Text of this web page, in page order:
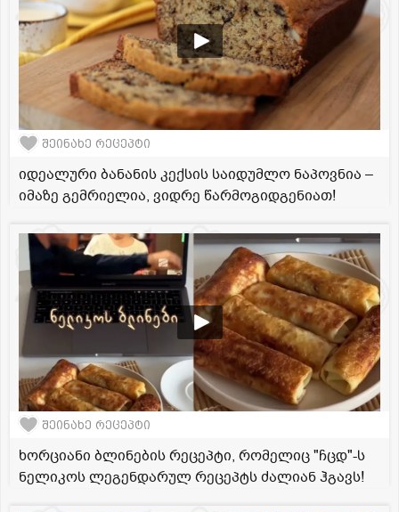
შეინახე რეცეპტი
იდეალური ბანანის კექსის საიდუმლო ნაპოვნია –
იმაზე გემრიელია, ვიდრე წარმოგიდგენიათ!
შეინახე რეცეპტი
ხორციანი ბლინების რეცეპტი, რომელიც "ჩცდ"-ს
ნელიკოს ლეგენდარულ რეცეპტს ძალიან ჰგავს!